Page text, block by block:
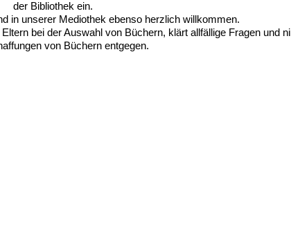
der Bibliothek ein.
in unserer Mediothek ebenso herzlich willkommen.
bei der Auswahl von Büchern, klärt allfällige Fragen und
von Büchern entgegen.